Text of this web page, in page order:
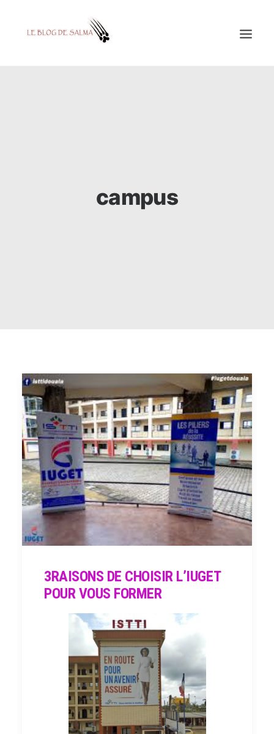
TESTÉ POUR VOUScampus
3RAISONS DE CHOISIR L’IUGET
POUR VOUS FORMER